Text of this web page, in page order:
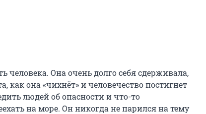
человека. Она очень долго себя сдерживала,
как она «чихнёт» и человечество постигнет
людей об опасности и что-то
на море. Он никогда не парился на тему